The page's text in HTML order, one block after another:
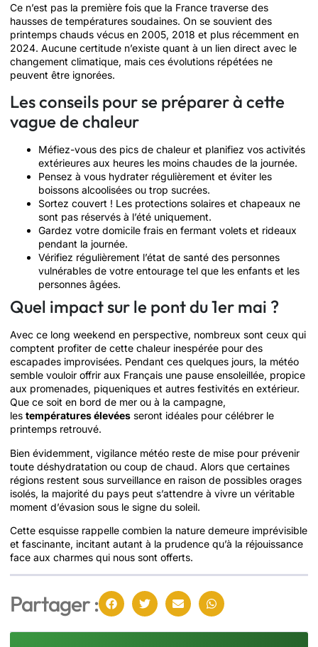
Ce n’est pas la première fois que la France traverse des
hausses de températures soudaines. On se souvient des
printemps chauds vécus en 2005, 2018 et plus récemment en
2024. Aucune certitude n’existe quant à un lien direct avec le
changement climatique, mais ces évolutions répétées ne
peuvent être ignorées.
Les conseils pour se préparer à cette
vague de chaleur
Méfiez-vous des pics de chaleur et planifiez vos activités
extérieures aux heures les moins chaudes de la journée.
Pensez à vous hydrater régulièrement et éviter les
boissons alcoolisées ou trop sucrées.
Sortez couvert ! Les protections solaires et chapeaux ne
sont pas réservés à l’été uniquement.
Gardez votre domicile frais en fermant volets et rideaux
pendant la journée.
Vérifiez régulièrement l’état de santé des personnes
vulnérables de votre entourage tel que les enfants et les
personnes âgées.
Quel impact sur le pont du 1er mai​ ?
Avec ce long weekend en perspective, nombreux sont ceux qui
comptent profiter de cette chaleur inespérée pour des
escapades improvisées. Pendant ces quelques jours, la météo
semble vouloir offrir aux Français une pause ensoleillée, propice
aux promenades, piqueniques et autres festivités en extérieur.
Que ce soit en bord de mer ou à la campagne,
les températures élevées seront idéales pour célébrer le
printemps retrouvé.
Bien évidemment, vigilance météo reste de mise pour prévenir
toute déshydratation ou coup de chaud. Alors que certaines
régions restent sous surveillance en raison de possibles orages
isolés, la majorité du pays peut s’attendre à vivre un véritable
moment d’évasion sous le signe du soleil.
Cette esquisse rappelle combien la nature demeure imprévisible
et fascinante, incitant autant à la prudence qu’à la réjouissance
face aux charmes qui nous sont offerts.
Partager :